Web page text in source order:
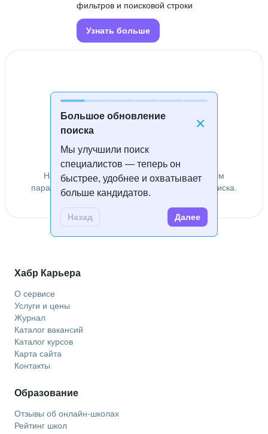
Большое обновление
поиска
Мы улучшили поиск
специалистов — теперь он
быстрее, удобнее и охватывает
больше кандидатов.
Назад Далее
фильтров и поисковой строки
Узнать больше
Специалисты не найдены
Не удалось найти специалистов по заданным
параметрам. Попробуйте изменить условия поиска.
Хабр Карьера
О сервисе
Услуги и цены
Журнал
Каталог вакансий
Каталог курсов
Карта сайта
Контакты
Образование
Отзывы об онлайн-школах
Рейтинг школ